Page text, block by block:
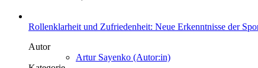
Rollenklarheit und Zufriedenheit: Neue Erkenntnisse der
Autor
Artur Sayenko (Autor:in)